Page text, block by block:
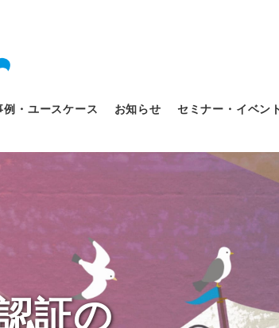
例・ユースケース お知らせ セミナー・イベン
証の